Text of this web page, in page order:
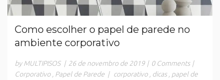
Como escolher o papel de parede no
ambiente corporativo
by MULTIPISOS | 26 de novembro de 2019 | 0 Comments |
Corporativo
Papel de Parede | corporativo dicas
papel de